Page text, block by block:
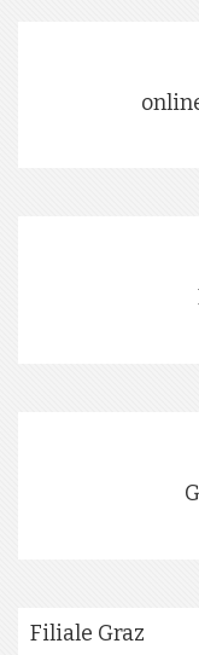
Filiale Graz